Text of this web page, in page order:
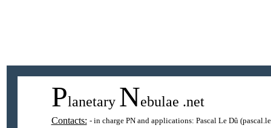
Planetary Nebulae .net
Contacts: - in charge PN and applications: Pascal Le Dû